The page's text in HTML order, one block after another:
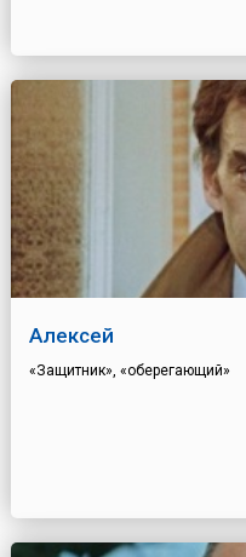
Алексей
«Защитник», «оберегающий»